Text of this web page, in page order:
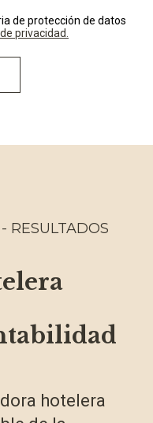
de protección de datos
privacidad.
RESULTADOS
hotelera